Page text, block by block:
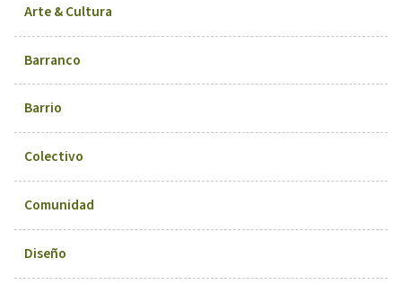
Arte & Cultura
Barranco
Barrio
Colectivo
Comunidad
Diseño